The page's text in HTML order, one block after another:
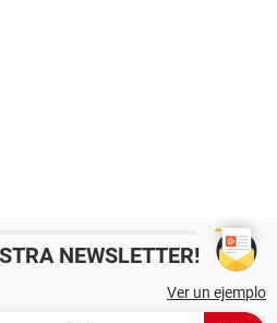
NEWSLETTER!
Ver un ejemplo